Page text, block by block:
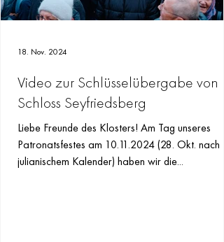
Video zur Schlüsselübergabe von
Schloss Seyfriedsberg
Liebe Freunde des Klosters! Am Tag unseres
Patronatsfestes am 10.11.2024 (28. Okt. nach
julianischem Kalender) haben wir die...
18. Nov. 2024